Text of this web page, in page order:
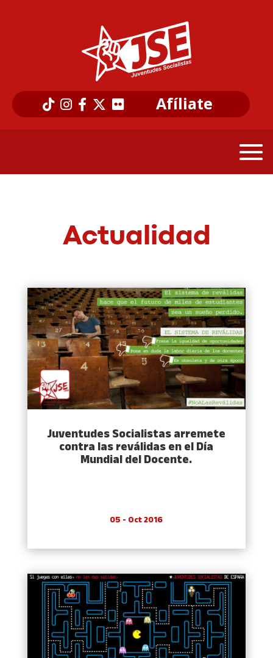
Afíliate
Actualidad
Juventudes Socialistas arremete
contra las reválidas en el Dí­a
Mundial del Docente.
05 - Oct 2016